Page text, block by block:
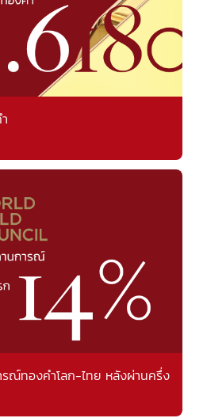
รณ์ทองคำโลก-ไทย หลังผ่านครึ่ง